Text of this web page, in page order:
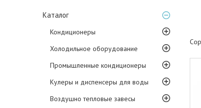
Каталог
Кондиционеры
Холодильное оборудование
Промышленные кондиционеры
Кулеры и диспенсеры для воды
Воздушно тепловые завесы